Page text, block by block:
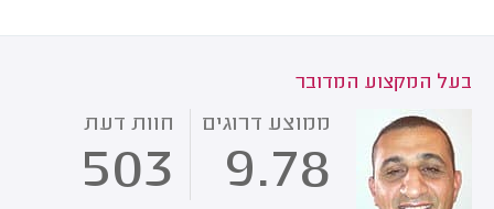
בעל המקצוע המדובר
ממוצע דרוגים
9.78
חוות דעת
503